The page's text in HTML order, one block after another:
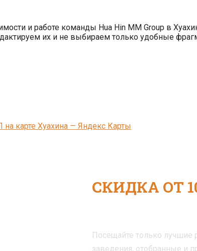
и работе команды Hua Hin MM Group в
их и не выбираем только удобные
карте Хуахина — Яндекс Карты
СКИДКА ОТ
Посещайте только лучшие
заведения, отобранные и